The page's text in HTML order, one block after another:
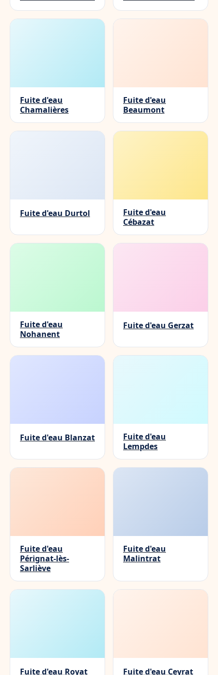
Fuite d'eau
Chamalières
Fuite d'eau
Beaumont
Fuite d'eau Durtol
Fuite d'eau
Cébazat
Fuite d'eau
Nohanent
Fuite d'eau Gerzat
Fuite d'eau Blanzat
Fuite d'eau
Lempdes
Fuite d'eau
Pérignat-lès-
Sarliève
Fuite d'eau
Malintrat
Fuite d'eau Royat Fuite d'eau Ceyrat